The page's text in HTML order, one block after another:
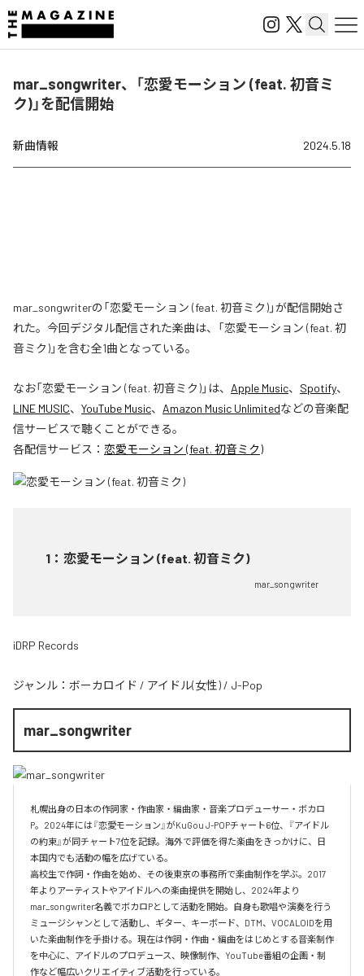
mar_songwriter、「恋愛モーション (feat. 初音ミ
ク)」を配信開始
新曲情報 2024.5.18
mar_songwriterの「恋愛モーション (feat. 初音ミク)」が配信開始さ
れた。今回デジタル配信された楽曲は、「恋愛モーション (feat. 初
音ミク)」を含む全1曲となっている。
なお「恋愛モーション (feat. 初音ミク)」は、 Apple Music、 Spotify、
LINE MUSIC、 YouTube Music、 Amazon Music Unlimitedなどの音楽配
信サービスで聴くことができる。
各配信サービス： 恋愛モーション (feat. 初音ミク)
1 ： 恋愛モーション (feat. 初音ミク)
mar_songwriter
iDRP Records
ジャンル： ボーカロイド / アイドル(女性) / J-Pop
mar_songwriter
札幌出身の日本の作詞家・作曲家・編曲家・音楽プロデューサー・ボカロ
P。2024年には『恋愛モーション』がKuGou J-POPチャート6位、『アイドル
の約束』が同チャート7位を記録。海外で評価を得た楽曲をきっかけに、日
本国内でも活動の幅を広げている。
高校生で作詞・作曲を始め、その後東京の事務所で楽曲制作を学ぶ。2017
年よりアーティストやアイドルへの楽曲提供を開始し、2024年より
mar_songwriter名義でボカロPとして活動を開始。自身も歌唱や演奏を行う
ミュージシャンとして活動し、ギター、キーボード、DTM、VOCALOIDを用
いた楽曲制作を手掛ける。現在は作詞・作曲・編曲をはじめとする音楽制作
を中心に、アイドルのプロデュース、映像制作、YouTube番組の企画・制
作など幅広いクリエイティブ活動を行っている。